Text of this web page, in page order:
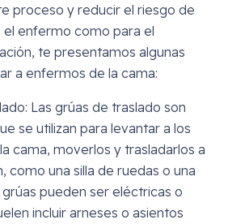
proceso y reducir el riesgo de
enfermo como para el
te presentamos algunas
a enfermos de la cama:
Las grúas de traslado son
se utilizan para levantar a los
cama, moverlos y trasladarlos a
como una silla de ruedas o una
grúas pueden ser eléctricas o
incluir arneses o asientos